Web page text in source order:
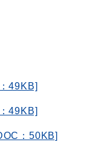
49KB]
49KB]
：50KB]